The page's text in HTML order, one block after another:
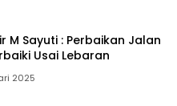
M Sayuti : Perbaikan Jalan
Usai Lebaran
2025